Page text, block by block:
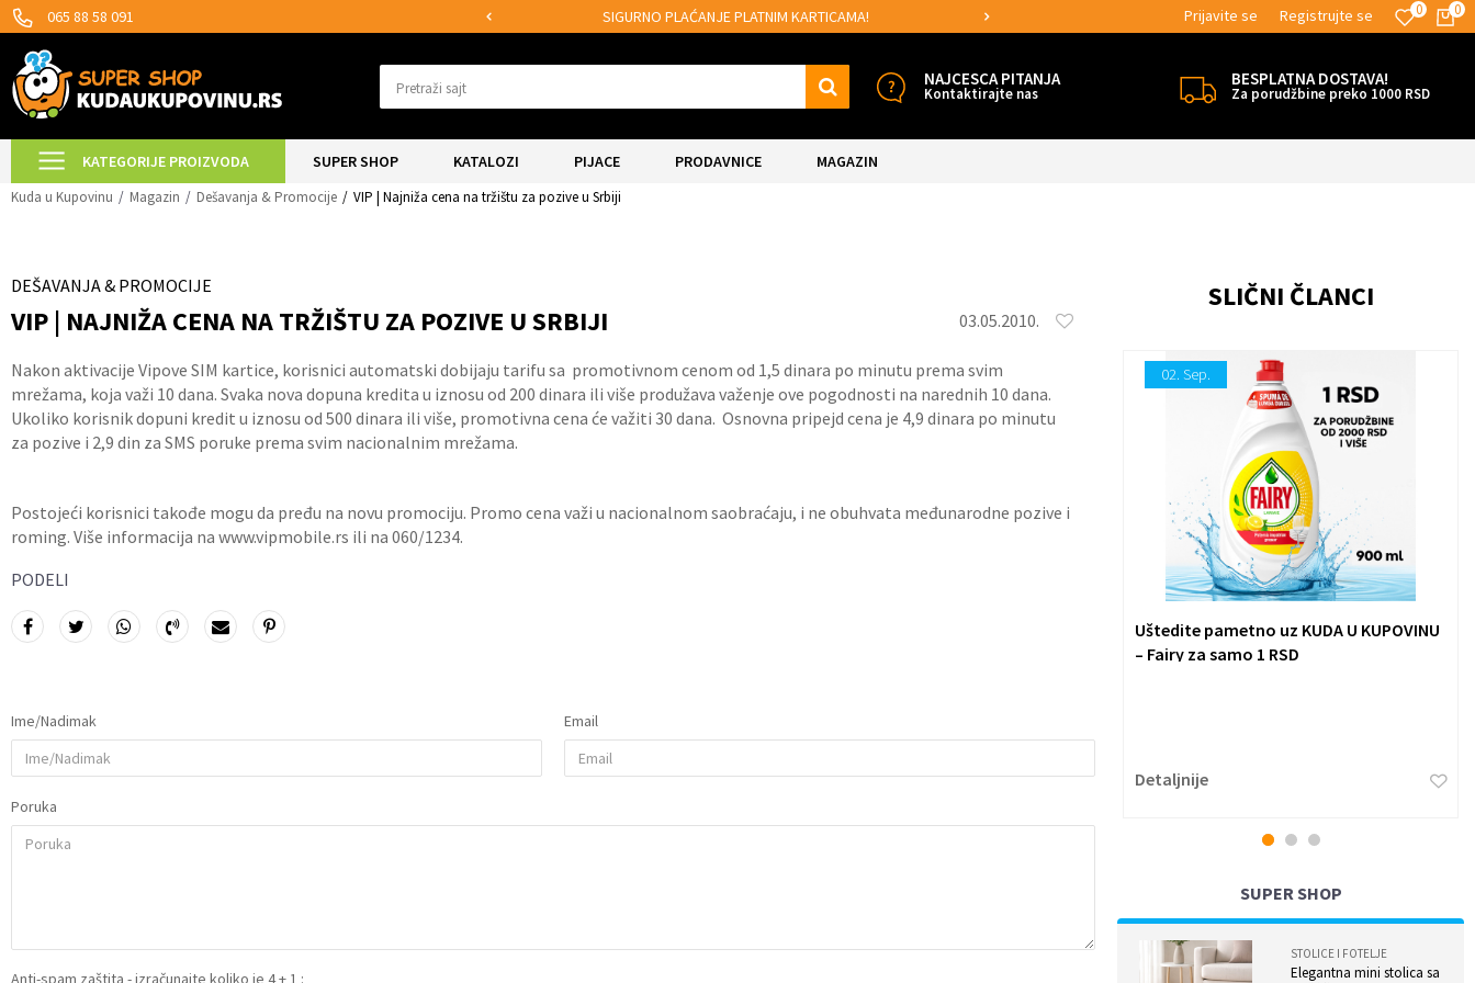
065 88 58 091 SIGURNO PLAĆANJE PLATNIM KARTICAMA! MOGUĆNOST BESPLATNE ISPORUKE! 0
0
Prijavite se Registrujte se
Pretraži sajt NAJCESCA PITANJA
Kontaktirajte nas
BESPLATNA DOSTAVA!
Za porudžbine preko 1000 RSD
KATEGORIJE PROIZVODA SUPER SHOP KATALOZI PIJACE PRODAVNICE MAGAZIN
Kuda u Kupovinu Magazin Dešavanja & Promocije VIP | Najniža cena na tržištu za pozive u Srbiji
DEŠAVANJA & PROMOCIJE
03.05.2010.
VIP | NAJNIŽA CENA NA TRŽIŠTU ZA POZIVE U SRBIJI
Nakon aktivacije Vipove SIM kartice, korisnici automatski dobijaju tarifu sa promotivnom cenom od 1,5 dinara po minutu prema svim
mrežama, koja važi 10 dana. Svaka nova dopuna kredita u iznosu od 200 dinara ili više produžava važenje ove pogodnosti na narednih 10 dana.
Ukoliko korisnik dopuni kredit u iznosu od 500 dinara ili više, promotivna cena će važiti 30 dana. Osnovna pripejd cena je 4,9 dinara po minutu
za pozive i 2,9 din za SMS poruke prema svim nacionalnim mrežama.
Postojeći korisnici takođe mogu da pređu na novu promociju. Promo cena važi u nacionalnom saobraćaju, i ne obuhvata međunarodne pozive i
roming. Više informacija na www.vipmobile.rs ili na 060/1234.
PODELI
Ime/Nadimak Email
Poruka
Anti-spam zaštita - izračunajte koliko je 4 + 1 :
SLIČNI ČLANCI
16. Aug.
prisutno preko 60 studenata iz...
Detaljnije
02. Sep.
Uštedite pametno uz KUDA U KUPOVINU
– Fairy za samo 1 RSD
Detaljnije
1 2 3
SUPER SHOP
STOLICE I FOTELJE
Elegantna mini stolica sa